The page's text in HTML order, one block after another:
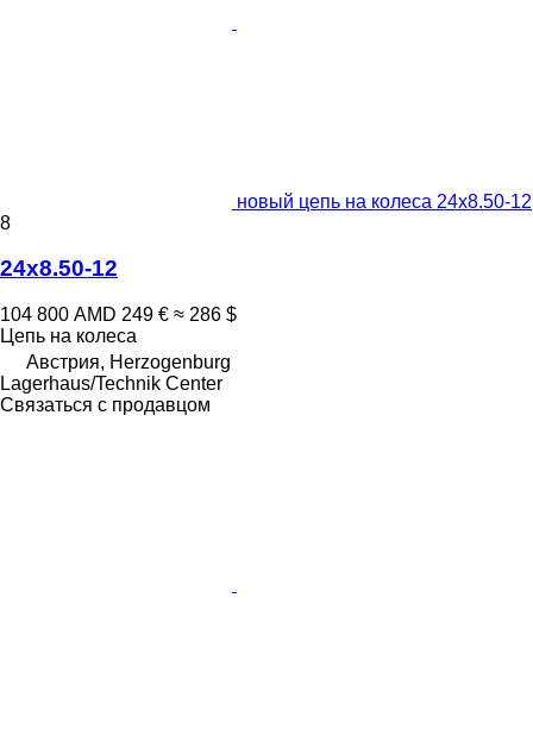
новый цепь на колеса 24x8.50-12
8
24x8.50-12
104 800 AMD 249 € ≈ 286 $
Цепь на колеса
Австрия, Herzogenburg
Lagerhaus/Technik Center
Связаться с продавцом